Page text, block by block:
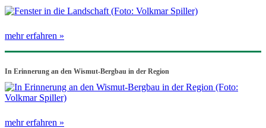
mehr erfahren »
In Erinnerung an den Wismut-Bergbau in der Region
mehr erfahren »